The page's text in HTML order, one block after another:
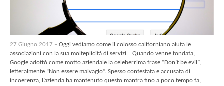
27 Giugno 2017 – Oggi vediamo come il colosso californiano aiuta le
associazioni con la sua molteplicità di servizi. Quando venne fondata,
Google adottò come motto aziendale la celeberrima frase “Don’t be evil”,
letteralmente “Non essere malvagio”. Spesso contestata e accusata di
incoerenza, l’azienda ha mantenuto questo mantra fino a poco tempo fa,